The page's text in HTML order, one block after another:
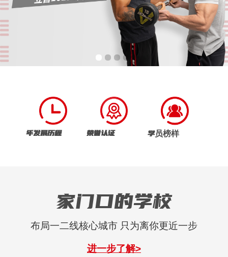
年发展历程 荣誉认证 学员榜样
家门口的学校
布局一二线核心城市 只为离你更近一步
进一步了解>